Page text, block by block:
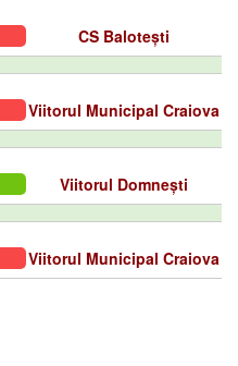
CS Balotești
Viitorul Municipal Craiova
Viitorul Domnești
Viitorul Municipal Craiova